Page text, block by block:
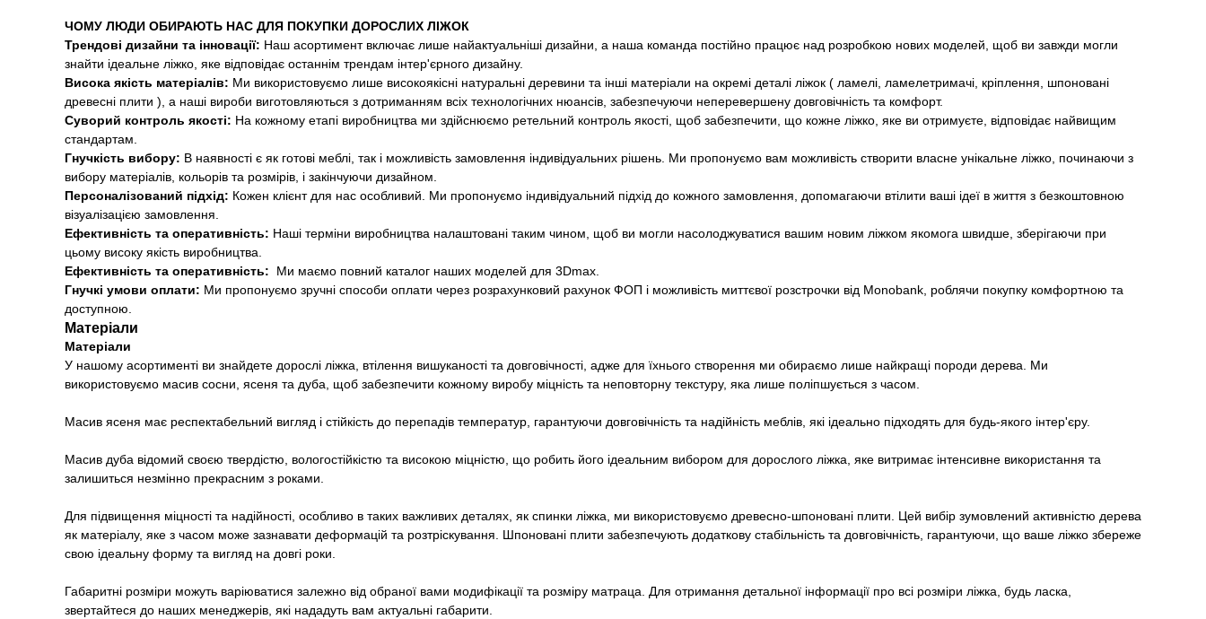
ЧОМУ ЛЮДИ ОБИРАЮТЬ НАС ДЛЯ ПОКУПКИ ДОРОСЛИХ ЛІЖОК
Трендові дизайни та інновації: Наш асортимент включає лише найактуальніші дизайни, а наша команда постійно працює над розробкою нових моделей, щоб ви завжди могли
знайти ідеальне ліжко, яке відповідає останнім трендам інтер'єрного дизайну.
Висока якість матеріалів: Ми використовуємо лише високоякісні натуральні деревини та інші матеріали на окремі деталі ліжок ( ламелі, ламелетримачі, кріплення, шпоновані
древесні плити ), а наші вироби виготовляються з дотриманням всіх технологічних нюансів, забезпечуючи неперевершену довговічність та комфорт.
Суворий контроль якості: На кожному етапі виробництва ми здійснюємо ретельний контроль якості, щоб забезпечити, що кожне ліжко, яке ви отримуєте, відповідає найвищим
стандартам.
Гнучкість вибору: В наявності є як готові меблі, так і можливість замовлення індивідуальних рішень. Ми пропонуємо вам можливість створити власне унікальне ліжко, починаючи з
вибору матеріалів, кольорів та розмірів, і закінчуючи дизайном.
Персоналізований підхід: Кожен клієнт для нас особливий. Ми пропонуємо індивідуальний підхід до кожного замовлення, допомагаючи втілити ваші ідеї в життя з безкоштовною
візуалізацією замовлення.
Ефективність та оперативність: Наші терміни виробництва налаштовані таким чином, щоб ви могли насолоджуватися вашим новим ліжком якомога швидше, зберігаючи при
цьому високу якість виробництва.
Ефективність та оперативність:
Ми маємо повний каталог наших моделей для 3Dmax.
Гнучкі умови оплати: Ми пропонуємо зручні способи оплати через розрахунковий рахунок ФОП і можливість миттєвої розстрочки від Monobank, роблячи покупку комфортною та
доступною.
Матеріали
Матеріали
У нашому асортименті ви знайдете дорослі ліжка, втілення вишуканості та довговічності, адже для їхнього створення ми обираємо лише найкращі породи дерева. Ми
використовуємо масив сосни, ясеня та дуба, щоб забезпечити кожному виробу міцність та неповторну текстуру, яка лише поліпшується з часом.
Масив ясеня має респектабельний вигляд і стійкість до перепадів температур, гарантуючи довговічність та надійність меблів, які ідеально підходять для будь-якого інтер'єру.
Масив дуба відомий своєю твердістю, вологостійкістю та високою міцністю, що робить його ідеальним вибором для дорослого ліжка, яке витримає інтенсивне використання та
залишиться незмінно прекрасним з роками.
Для підвищення міцності та надійності, особливо в таких важливих деталях, як спинки ліжка, ми використовуємо древесно-шпоновані плити. Цей вибір зумовлений активністю дерева
як матеріалу, яке з часом може зазнавати деформацій та розтріскування. Шпоновані плити забезпечують додаткову стабільність та довговічність, гарантуючи, що ваше ліжко збереже
свою ідеальну форму та вигляд на довгі роки.
Габаритні розміри можуть варіюватися залежно від обраної вами модифікації та розміру матраца. Для отримання детальної інформації про всі розміри ліжка, будь ласка,
звертайтеся до наших менеджерів, які нададуть вам актуальні габарити.